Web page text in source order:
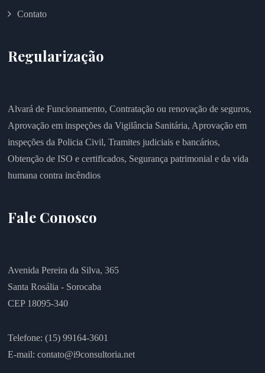
Contato
Regularização
Alvará de Funcionamento,Contratação ou renovação de seguros,
Aprovação em inspeções da Vigilância Sanitária, Aprovação em
inspeções da Policia Civil,Tramites judiciais e bancários,
Obtenção de ISO e certificados, Segurança patrimonial e da vida
humana contra incêndios
Fale Conosco
Avenida Pereira da Silva, 365
Santa Rosália - Sorocaba
CEP 18095-340
Telefone: (15) 99164-3601
E-mail:contato@i9consultoria.net